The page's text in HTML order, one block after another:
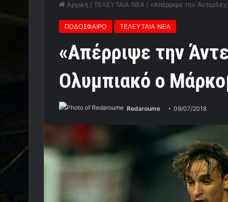
Αρχική / ΤΕΛΕΥΤΑΙΑ ΝΕΑ / «Απέρριψε την
ΠΟΔΟΣΦΑΙΡΟ ΤΕΛΕΥΤΑΙΑ ΝΕΑ
«Απέρριψε την
Ολυμπιακό ο
Redaroume 09/07/2018